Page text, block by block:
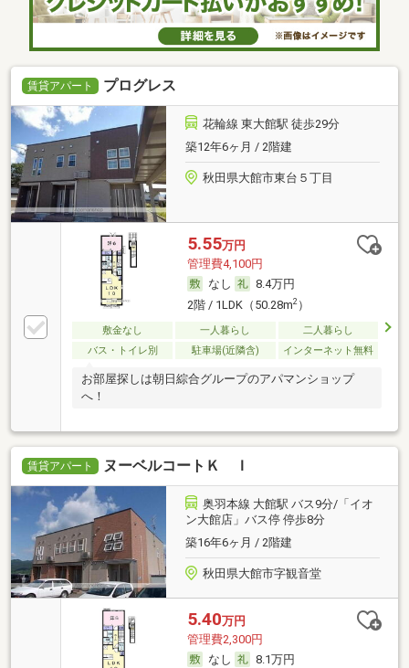
賃貸アパート プログレス
花輪線 東大館駅 徒歩29分
築12年6ヶ月 / 2階建
秋田県大館市東台５丁目
5.55万円
管理費4,100円
なし
8.4万円
2階 / 1LDK（50.28m2）
敷金なし 一人暮らし
二人暮らし
バス・トイレ別
駐車場(近隣含) インターネット無料
お部屋探しは朝日綜合グループのアパマンショップ
へ！
賃貸アパート ヌーベルコートＫ Ｉ
奥羽本線 大館駅 バス9分/「イオ
ン大館店」バス停 停歩8分
築16年6ヶ月 / 2階建
秋田県大館市字観音堂
5.40万円
管理費2,300円
なし
8.1万円